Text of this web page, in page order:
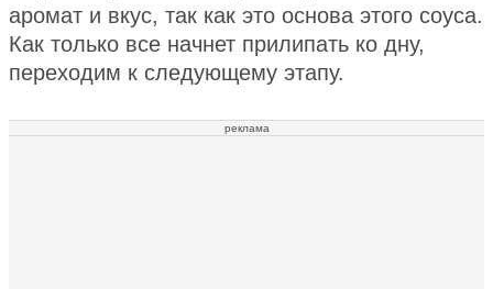
аромат и вкус, так как это основа этого соуса.
Как только все начнет прилипать ко дну,
переходим к следующему этапу.
реклама